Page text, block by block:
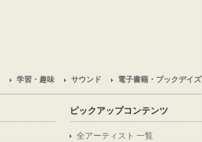
学習・趣味 サウンド 電子書籍・ブックデイズ
ピックアップコンテンツ
全アーティスト 一覧